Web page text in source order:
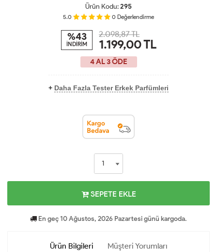
Ürün Kodu:295
5.0 0 Değerlendirme
%43
İNDİRİM
2.098,87 TL
1.199,00TL
4 AL 3 ÖDE
+ Daha Fazla Tester Erkek Parfümleri
SEPETE EKLE
En geç 10 Ağustos, 2026 Pazartesi günü kargoda.
Ürün Bilgileri Müşteri Yorumları